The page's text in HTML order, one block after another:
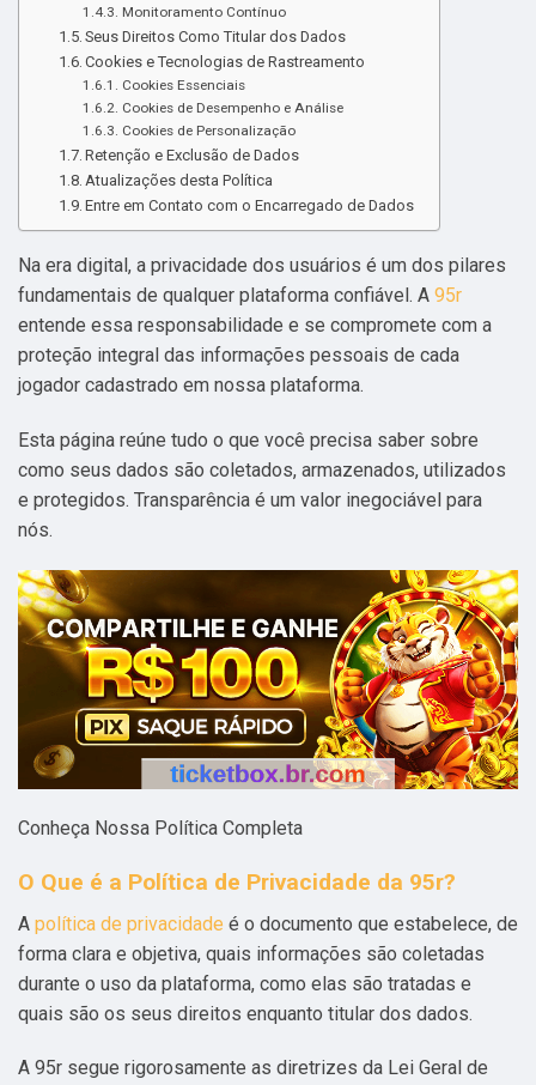
Monitoramento Contínuo
Seus Direitos Como Titular dos Dados
Cookies e Tecnologias de Rastreamento
Cookies Essenciais
Cookies de Desempenho e Análise
Cookies de Personalização
Retenção e Exclusão de Dados
Atualizações desta Política
Entre em Contato com o Encarregado de Dados
Na era digital, a privacidade dos usuários é um dos pilares
fundamentais de qualquer plataforma confiável. A 95r
entende essa responsabilidade e se compromete com a
proteção integral das informações pessoais de cada
jogador cadastrado em nossa plataforma.
Esta página reúne tudo o que você precisa saber sobre
como seus dados são coletados, armazenados, utilizados
e protegidos. Transparência é um valor inegociável para
nós.
Conheça Nossa Política Completa
O Que é a Política de Privacidade da 95r?
A política de privacidade é o documento que estabelece, de
forma clara e objetiva, quais informações são coletadas
durante o uso da plataforma, como elas são tratadas e
quais são os seus direitos enquanto titular dos dados.
A 95r segue rigorosamente as diretrizes da Lei Geral de